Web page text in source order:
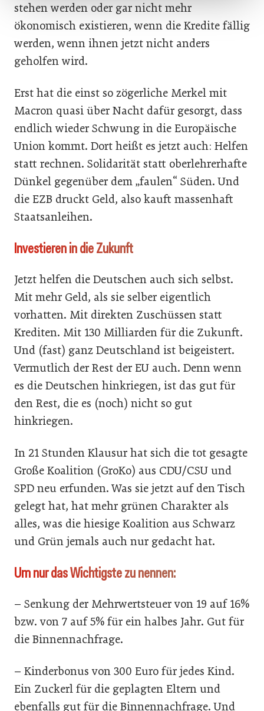
stehen werden oder gar nicht mehr
ökonomisch existieren, wenn die Kredite fällig
werden, wenn ihnen jetzt nicht anders
geholfen wird.
Erst hat die einst so zögerliche Merkel mit
Macron quasi über Nacht dafür gesorgt, dass
endlich wieder Schwung in die Europäische
Union kommt. Dort heißt es jetzt auch: Helfen
statt rechnen. Solidarität statt oberlehrerhafte
Dünkel gegenüber dem „faulen“ Süden. Und
die EZB druckt Geld, also kauft massenhaft
Staatsanleihen.
Investieren in die Zukunft
Jetzt helfen die Deutschen auch sich selbst.
Mit mehr Geld, als sie selber eigentlich
vorhatten. Mit direkten Zuschüssen statt
Krediten. Mit 130 Milliarden für die Zukunft.
Und (fast) ganz Deutschland ist beigeistert.
Vermutlich der Rest der EU auch. Denn wenn
es die Deutschen hinkriegen, ist das gut für
den Rest, die es (noch) nicht so gut
hinkriegen.
In 21 Stunden Klausur hat sich die tot gesagte
Große Koalition (GroKo) aus CDU/CSU und
SPD neu erfunden. Was sie jetzt auf den Tisch
gelegt hat, hat mehr grünen Charakter als
alles, was die hiesige Koalition aus Schwarz
und Grün jemals auch nur gedacht hat.
Um nur das Wichtigste zu nennen:
– Senkung der Mehrwertsteuer von 19 auf 16%
bzw. von 7 auf 5% für ein halbes Jahr. Gut für
die Binnennachfrage.
– Kinderbonus von 300 Euro für jedes Kind.
Ein Zuckerl für die geplagten Eltern und
ebenfalls gut für die Binnennachfrage. Und